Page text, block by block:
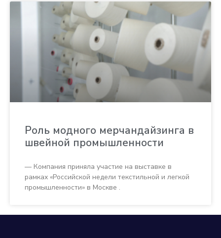
Роль модного мерчандайзинга в
швейной промышленности
— Компания приняла участие на выставке в
рамках «Российской недели текстильной и легкой
промышленности» в Москве .